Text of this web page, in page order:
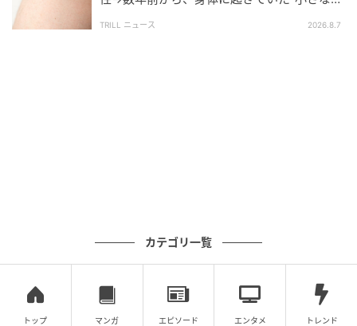
います。
るのが辛い／沙里の場合＜習い事コーチと5人の
次の話を読む
TRILL ニュース 2026.8.7
カテゴリ一覧
トップ マンガ エピソード エンタメ トレンド